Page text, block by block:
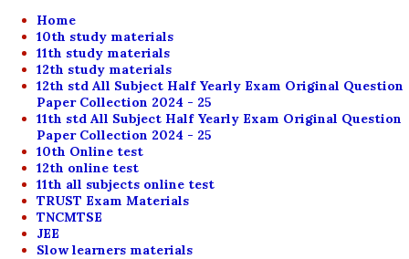
Home
10th study materials
11th study materials
12th study materials
12th std All Subject Half Yearly Exam Original Question
Paper Collection 2024 - 25
11th std All Subject Half Yearly Exam Original Question
Paper Collection 2024 - 25
10th Online test
12th online test
11th all subjects online test
TRUST Exam Materials
TNCMTSE
JEE
Slow learners materials